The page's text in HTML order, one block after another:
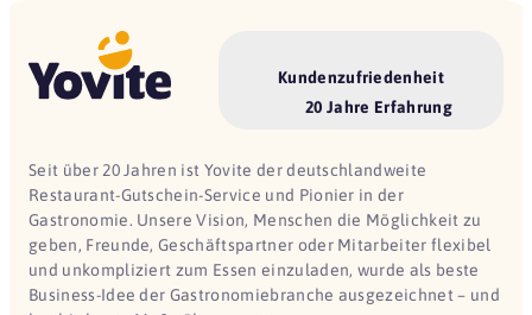
Kundenzufriedenheit
20 Jahre Erfahrung
Seit über 20 Jahren ist Yovite der deutschlandweite
Restaurant-Gutschein-Service und Pionier in der
Gastronomie. Unsere Vision, Menschen die Möglichkeit zu
geben, Freunde, Geschäftspartner oder Mitarbeiter flexibel
und unkompliziert zum Essen einzuladen, wurde als beste
Business-Idee der Gastronomiebranche ausgezeichnet – und